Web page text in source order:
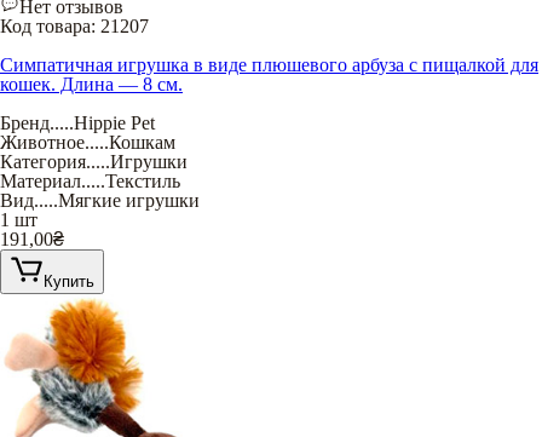
Нет отзывов
Код товара: 21207
Симпатичная игрушка в виде плюшевого арбуза с пищалкой для
кошек. Длина — 8 см.
Бренд.....Hippie Pet
Животное.....Кошкам
Категория.....Игрушки
Материал.....Текстиль
Вид.....Мягкие игрушки
1 шт
191,00₴
Купить